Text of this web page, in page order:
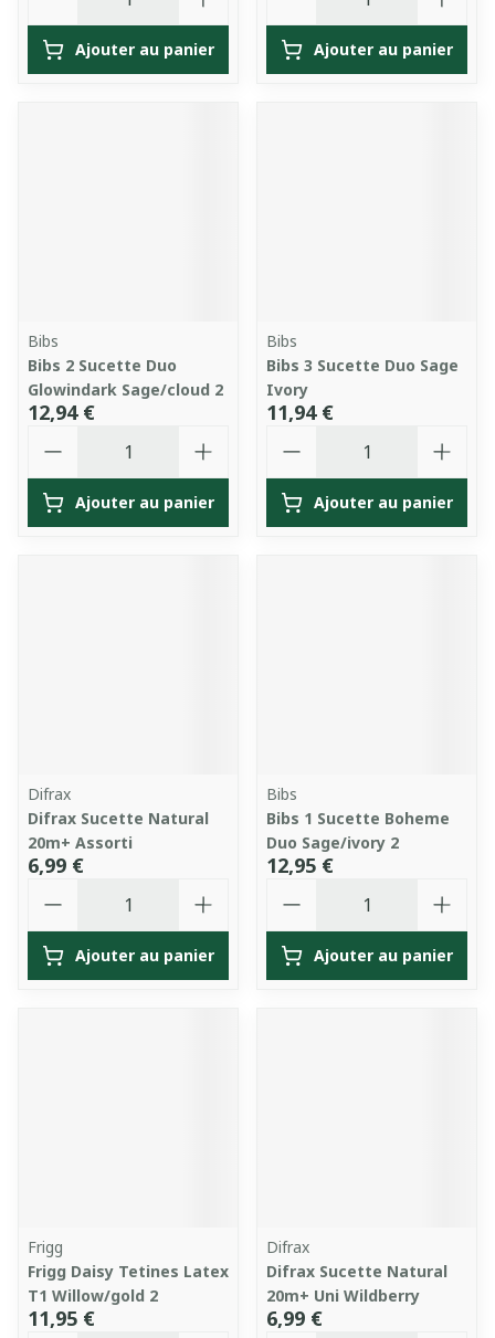
Ajouter au panier Ajouter au panier
Bibs
Bibs 2 Sucette Duo
Glowindark Sage/cloud 2
12,94 €
Ajouter au panier
Bibs
Bibs 3 Sucette Duo Sage
Ivory
11,94 €
Ajouter au panier
Difrax
Difrax Sucette Natural
20m+ Assorti
6,99 €
Ajouter au panier
Bibs
Bibs 1 Sucette Boheme
Duo Sage/ivory 2
12,95 €
Ajouter au panier
Frigg
Frigg Daisy Tetines Latex
T1 Willow/gold 2
11,95 €
Difrax
Difrax Sucette Natural
20m+ Uni Wildberry
6,99 €